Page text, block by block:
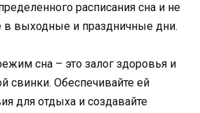
расписания сна и не
в выходные и праздничные дни.
сна – это залог здоровья и
свинки. Обеспечивайте ей
для отдыха и создавайте